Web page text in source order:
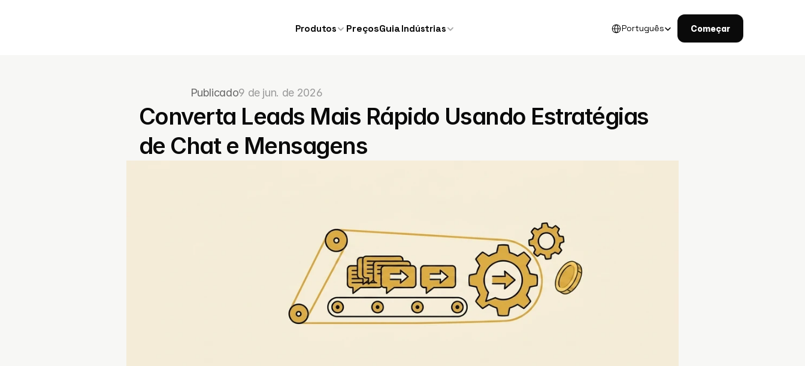
Produtos PreçosGuiaIndústrias Português Começar
Publicado9 de jun. de 2026
Converta Leads Mais Rápido Usando Estratégias
de Chat e Mensagens